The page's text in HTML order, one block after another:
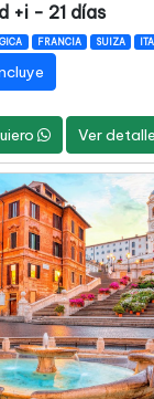
+i - 21 días
FRANCIA SUIZA
Ver